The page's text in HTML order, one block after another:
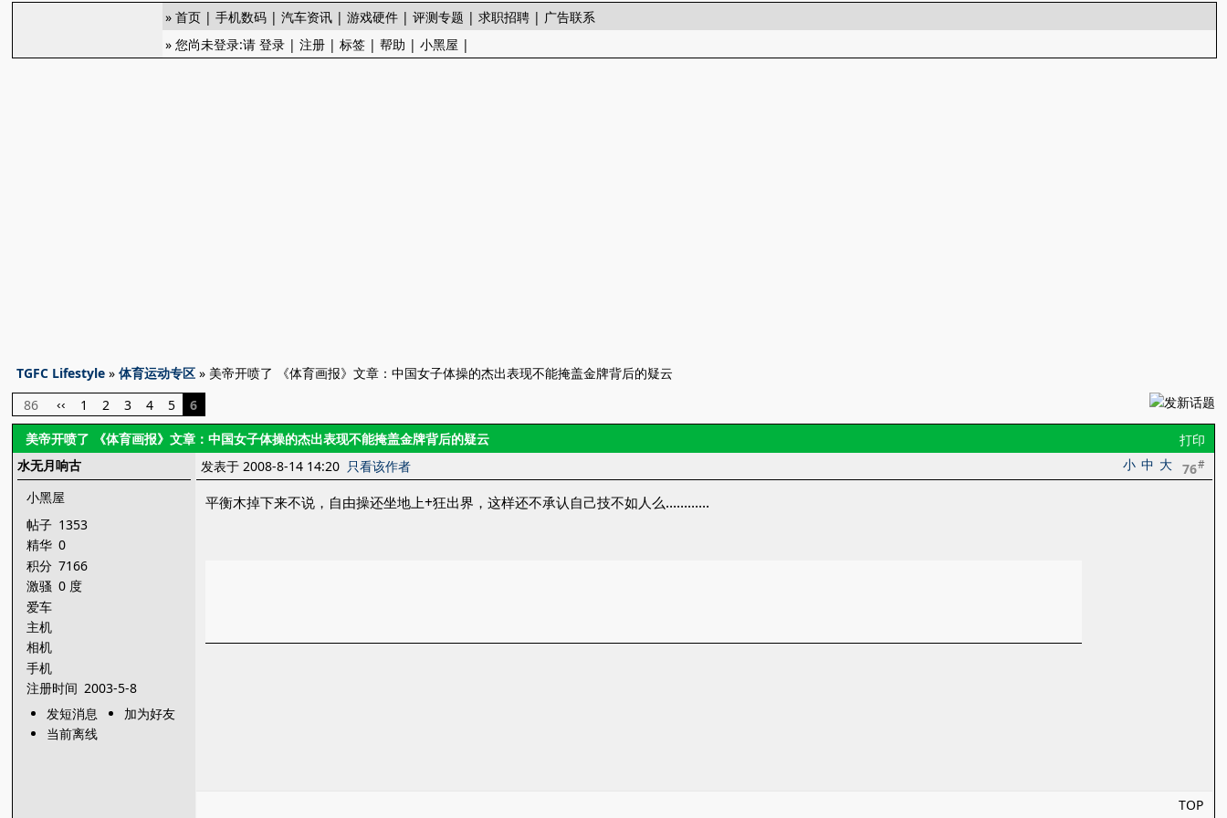
»首页 |手机数码 |汽车资讯 |游戏硬件 |评测专题 |求职招聘 | 广告联系
» 您尚未登录:请登录 |注册 |标签 |帮助 |小黑屋 |
TGFC Lifestyle »体育运动专区 » 美帝开喷了 《体育画报》文章：中国女子体操的杰出表现不能掩盖金牌背后的疑云
86
‹‹ 1 2 3 4 5
6
打印
美帝开喷了 《体育画报》文章：中国女子体操的杰出表现不能掩盖金牌背后的疑云
水无月响古
小黑屋
帖子 1353
精华 0
积分 7166
激骚 0 度
爱车
主机
相机
手机
注册时间 2003-5-8
发短消息
加为好友
当前离线
76#
大
中
小
发表于 2008-8-14 14:20 只看该作者
平衡木掉下来不说，自由操还坐地上+狂出界，这样还不承认自己技不如人么…………
TOP